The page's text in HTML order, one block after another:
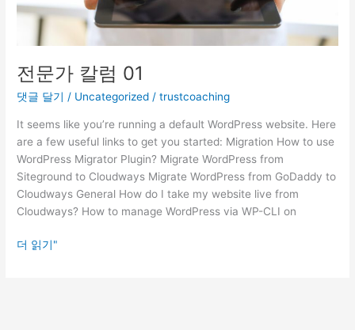
전문가 칼럼 01
댓글 달기 / Uncategorized /trustcoaching
It seems like you’re running a default WordPress website. Here
are a few useful links to get you started: Migration How to use
WordPress Migrator Plugin? Migrate WordPress from
Siteground to Cloudways Migrate WordPress from GoDaddy to
Cloudways General How do I take my website live from
Cloudways? How to manage WordPress via WP-CLI on
더 읽기"